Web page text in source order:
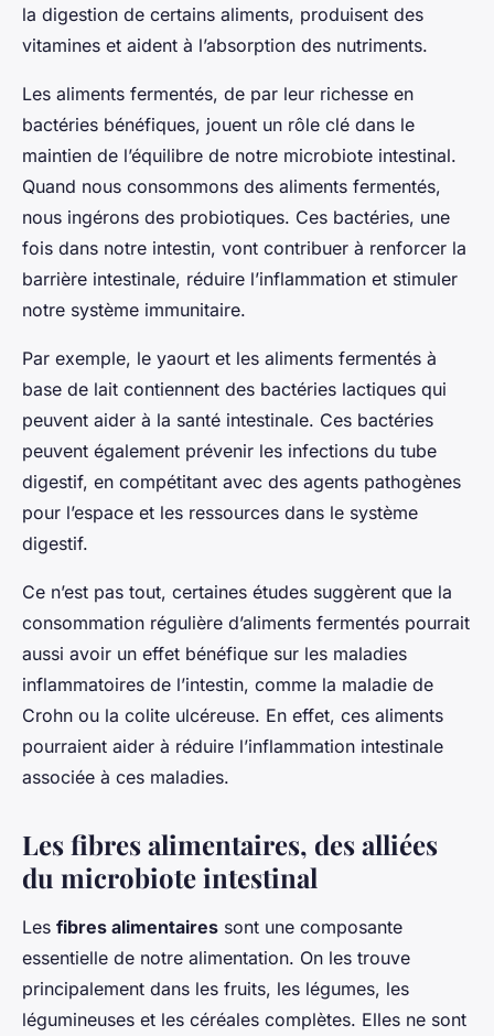
la digestion de certains aliments, produisent des
vitamines et aident à l’absorption des nutriments.
Les aliments fermentés, de par leur richesse en
bactéries bénéfiques, jouent un rôle clé dans le
maintien de l’équilibre de notre microbiote intestinal.
Quand nous consommons des aliments fermentés,
nous ingérons des probiotiques. Ces bactéries, une
fois dans notre intestin, vont contribuer à renforcer la
barrière intestinale, réduire l’inflammation et stimuler
notre système immunitaire.
Par exemple, le yaourt et les aliments fermentés à
base de lait contiennent des bactéries lactiques qui
peuvent aider à la santé intestinale. Ces bactéries
peuvent également prévenir les infections du tube
digestif, en compétitant avec des agents pathogènes
pour l’espace et les ressources dans le système
digestif.
Ce n’est pas tout, certaines études suggèrent que la
consommation régulière d’aliments fermentés pourrait
aussi avoir un effet bénéfique sur les maladies
inflammatoires de l’intestin, comme la maladie de
Crohn ou la colite ulcéreuse. En effet, ces aliments
pourraient aider à réduire l’inflammation intestinale
associée à ces maladies.
Les fibres alimentaires, des alliées
du microbiote intestinal
Les fibres alimentaires sont une composante
essentielle de notre alimentation. On les trouve
principalement dans les fruits, les légumes, les
légumineuses et les céréales complètes. Elles ne sont